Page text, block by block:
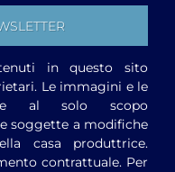
in questo sito
Le immagini e le
al solo scopo
soggette a modifiche
casa produttrice.
contrattuale. Per